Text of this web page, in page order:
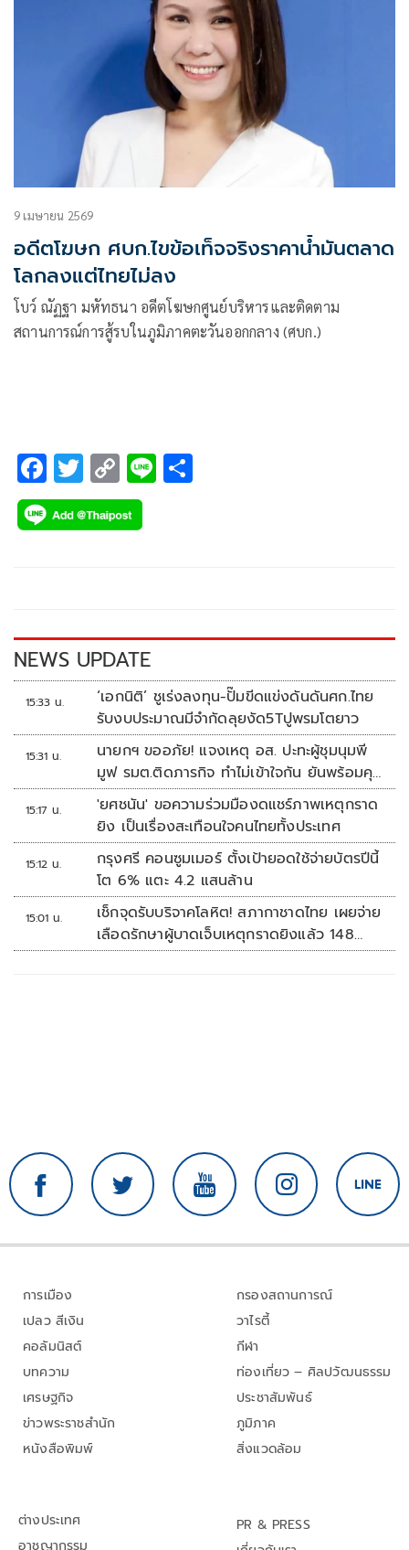
9 เมษายน 2569
อดีตโฆษก ศบก.ไขข้อเท็จจริงราคาน้ำมันตลาด
โลกลงแต่ไทยไม่ลง
โบว์ ณัฏฐา มหัทธนา อดีตโฆษกศูนย์บริหารและติดตาม
สถานการณ์การสู้รบในภูมิภาคตะวันออกกลาง (ศบก.)
F
ac
e
k
T
wi
tt
C
o
p
k
Li
NEWS UPDATE
15:33 น.
‘เอกนิติ’ ชูเร่งลงทุน-ปั๊มขีดแข่งดันดันศก.ไทย
รับงบประมาณมีจำกัดลุยงัด5Tปูพรมโตยาว
15:31 น.
นายกฯ ขออภัย! แจงเหตุ อส. ปะทะผู้ชุมนุมพี
มูฟ รมต.ติดภารกิจ ทำไม่เข้าใจกัน ยันพร้อมคุย
หาทางออก
15:17 น.
'ยศชนัน' ขอความร่วมมืองดแชร์ภาพเหตุกราด
ยิง เป็นเรื่องสะเทือนใจคนไทยทั้งประเทศ
15:12 น.
กรุงศรี คอนซูมเมอร์ ตั้งเป้ายอดใช้จ่ายบัตรปีนี้
โต 6% แตะ 4.2 แสนล้าน
15:01 น.
เช็กจุดรับบริจาคโลหิต! สภากาชาดไทย เผยจ่าย
เลือดรักษาผู้บาดเจ็บเหตุกราดยิงแล้ว 148
ยูนิต
การเมือง
เปลว สีเงิน
คอลัมนิสต์
บทความ
เศรษฐกิจ
ข่าวพระราชสำนัก
หนังสือพิมพ์
กรองสถานการณ์
วาไรตี้
กีฬา
ท่องเที่ยว – ศิลปวัฒนธรรม
ประชาสัมพันธ์
ภูมิภาค
สิ่งแวดล้อม
ต่างประเทศ
อาชญากรรม
PR & PRESS